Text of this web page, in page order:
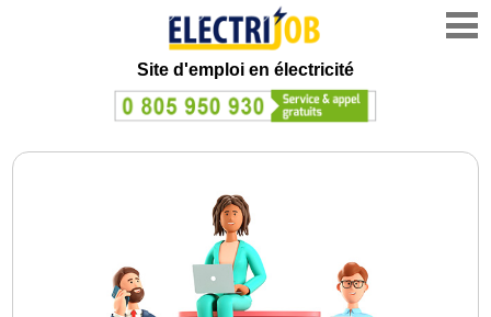
Site d'emploi en électricité